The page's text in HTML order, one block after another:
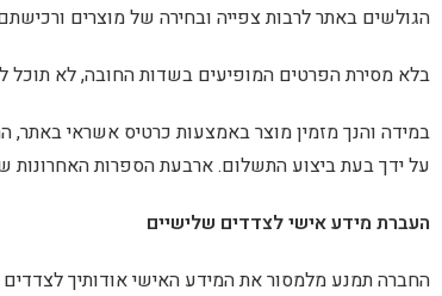
הגולשים באתר לרבות צפייה ובחירה של מוצרים
בלא מסירת הפרטים המופיעים בשדות החובה, לא
במידה והנך מזמין מוצר באמצעות כרטיס אשראי
על ידך בעת ביצוע התשלום. ארבעת הספרות
העברת מידע אישי לצדדים שלישיים
החברה תמנע מלמסור את המידע האישי אודותיך